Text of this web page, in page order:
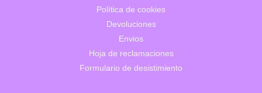
Política de cookies
Devoluciones
Envios
Hoja de reclamaciones
Formulario de desistimiento